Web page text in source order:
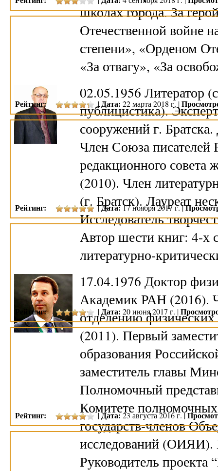
школах города. За
Отечественной войне
степени», «Орденом
«За отвагу», «За
02.05.1956 Литератор
публицистика).
сооружений г.
Член Союза писателей
редакционного
(2010). Член
(г. Братск). Лауреат
Исследователь
Автор шести книг: 4-х
литературно-
17.04.1976 Доктор
Академик РАН (2016).
отделению
(2011). Первый
образования
заместитель главы
Полномочный
Комитете полномочных
государств-членов
исследований
Руководитель
Рейтинг: |Дата: 22 марта 2018 г. |
Рейтинг: |Дата:17 ноября 2017 г. |
Рейтинг: |Дата: 20 июня 2017 г. |
Рейтинг: |Дата:23 августа 2016 г. |